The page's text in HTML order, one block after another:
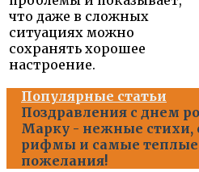
что даже в сложных
ситуациях можно
сохранять хорошее
настроение.
Популярные статьи
Поздравления с днем
Марку - нежные
рифмы и самые теплые
пожелания!